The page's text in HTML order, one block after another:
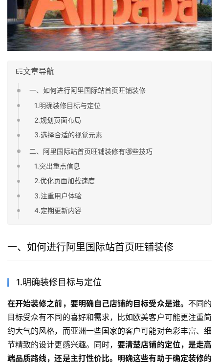
文章导航
一、如何进行阿里国际站首页旺铺装修
1.明确装修目标与定位
2.规划页面布局
3.选择合适的视觉元素
二、阿里国际站首页旺铺装修有哪些技巧
1.突出重点信息
2.优化页面加载速度
3.注重用户体验
4.定期更新内容
一、如何进行阿里国际站首页旺铺装修
1.明确装修目标与定位
在开始装修之前，要明确自己店铺的目标受众是谁。 不同的
目标受众有不同的喜好和需求，比如欧美客户可能更注重简
约大气的风格，而亚洲一些国家的客户可能对色彩丰富、细
节精致的设计更感兴趣。同时，要清楚店铺的定位，是走高
端品质路线，还是主打性价比。明确这些有助于确定装修的